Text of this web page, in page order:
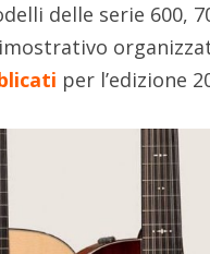
delle serie 600,
per l’edizione